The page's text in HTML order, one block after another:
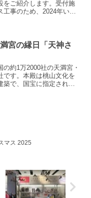
をご紹介します。受付施
事のため、2024年いっ
～」...
宮の縁日「天神さ
の約1万2000社の天満宮・
です。本殿は桃山文化を
で、国宝に指定されて
マス 2025